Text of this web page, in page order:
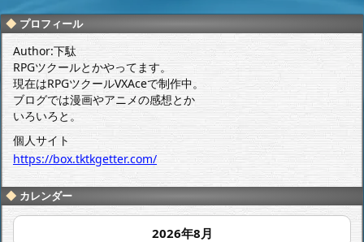
（発動セッ
ト）が完成したよ
ー。
プロフィール
Author:下駄
RPGツクールとかやってます。
現在はRPGツクールVXAceで制作中。
ブログでは漫画やアニメの感想とか
いろいろと。
個人サイト
https://box.tktkgetter.com/
カレンダー
2026年8月